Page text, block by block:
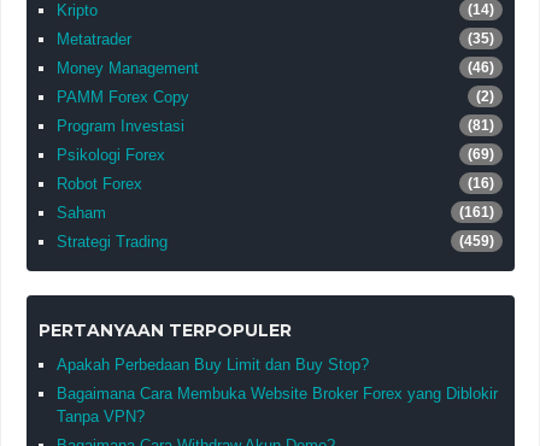
Kripto (14)
Metatrader (35)
Money Management (46)
PAMM Forex Copy (2)
Program Investasi (81)
Psikologi Forex (69)
Robot Forex (16)
Saham (161)
Strategi Trading (459)
PERTANYAAN TERPOPULER
Apakah Perbedaan Buy Limit dan Buy Stop?
Bagaimana Cara Membuka Website Broker Forex yang Diblokir
Tanpa VPN?